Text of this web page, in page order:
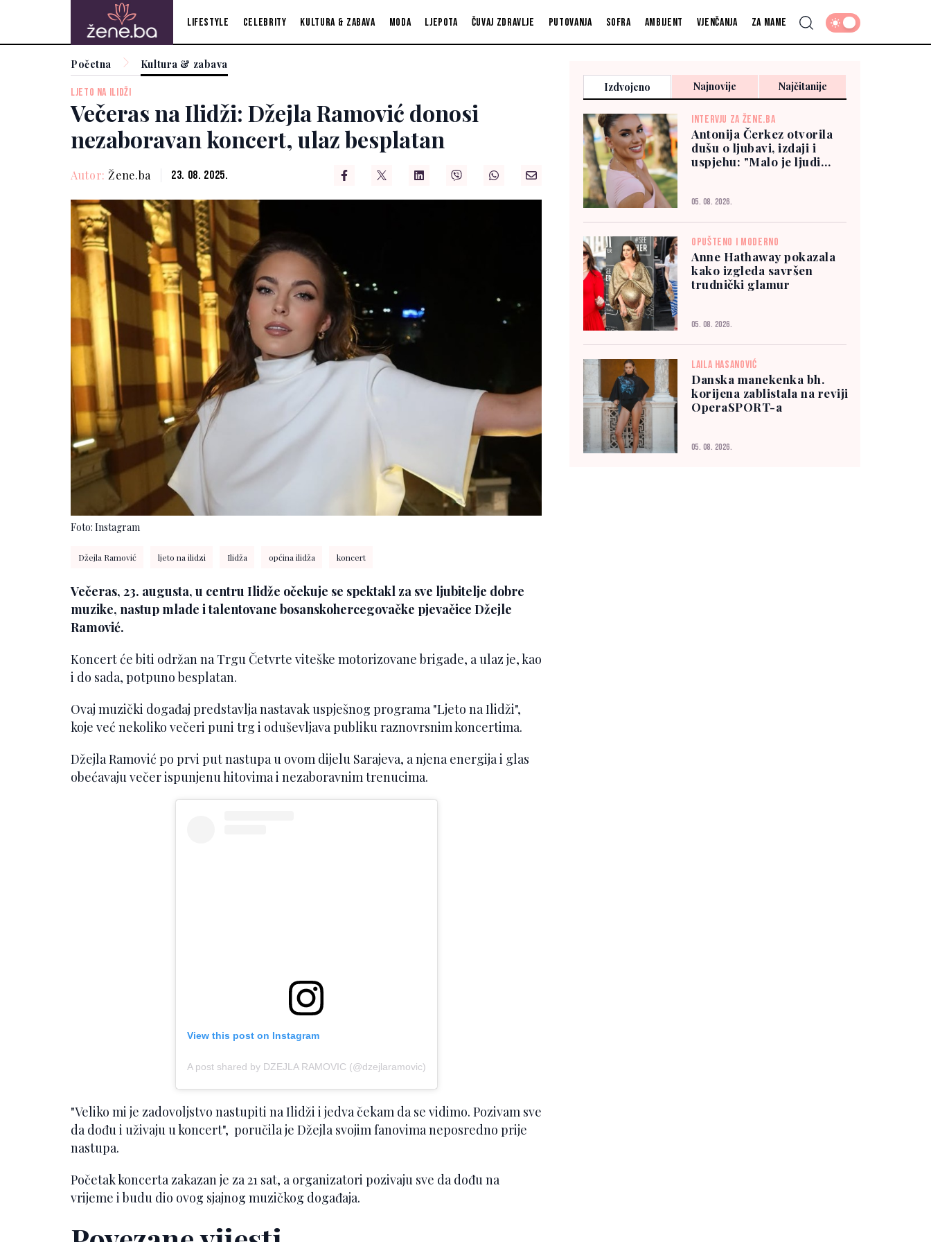
Lifestyle Celebrity Kultura & zabava Moda Ljepota Čuvaj zdravlje Putovanja Sofra Ambijent Vjenčanja Za mame
Početna Kultura & zabava
LJETO NA ILIDŽI
Večeras na Ilidži: Džejla Ramović donosi
nezaboravan koncert, ulaz besplatan
Autor: Žene.ba 23. 08. 2025.
Foto: Instagram
Džejla Ramović ljeto na ilidzi Ilidža općina ilidža koncert
Večeras, 23. augusta, u centru Ilidže očekuje se spektakl za sve ljubitelje dobre
muzike, nastup mlade i talentovane bosanskohercegovačke pjevačice Džejle
Ramović.
Koncert će biti održan na Trgu Četvrte viteške motorizovane brigade, a ulaz je, kao
i do sada, potpuno besplatan.
Ovaj muzički događaj predstavlja nastavak uspješnog programa "Ljeto na Ilidži",
koje već nekoliko večeri puni trg i oduševljava publiku raznovrsnim koncertima.
Džejla Ramović po prvi put nastupa u ovom dijelu Sarajeva, a njena energija i glas
obećavaju večer ispunjenu hitovima i nezaboravnim trenucima.
View this post on Instagram
A post shared by DZEJLA RAMOVIC (@dzejlaramovic)
"Veliko mi je zadovoljstvo nastupiti na Ilidži i jedva čekam da se vidimo. Pozivam sve
da dođu i uživaju u koncert", poručila je Džejla svojim fanovima neposredno prije
nastupa.
Početak koncerta zakazan je za 21 sat, a organizatori pozivaju sve da dođu na
vrijeme i budu dio ovog sjajnog muzičkog događaja.
Izdvojeno Najnovije Najčitanije
INTERVJU ZA ŽENE.BA
Antonija Čerkez otvorila
dušu o ljubavi, izdaji i
uspjehu: "Malo je ljudi
05. 08. 2026.
OPUŠTENO I MODERNO
Anne Hathaway pokazala
kako izgleda savršen
trudnički glamur
05. 08. 2026.
LAILA HASANOVIĆ
Danska manekenka bh.
korijena zablistala na reviji
OperaSPORT-a
05. 08. 2026.